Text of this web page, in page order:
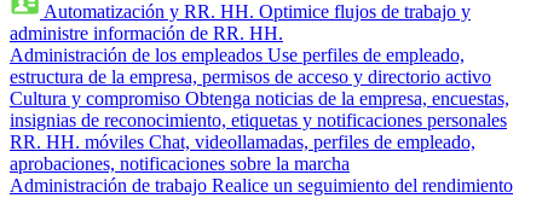
Automatización y RR. HH. Optimice flujos de trabajo y
administre información de RR. HH.
Administración de los empleados Use perfiles de empleado,
estructura de la empresa, permisos de acceso y directorio activo
Cultura y compromiso Obtenga noticias de la empresa, encuestas,
insignias de reconocimiento, etiquetas y notificaciones personales
RR. HH. móviles Chat, videollamadas, perfiles de empleado,
aprobaciones, notificaciones sobre la marcha
Administración de trabajo Realice un seguimiento del rendimiento